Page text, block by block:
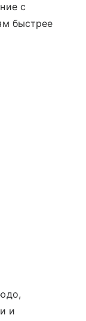
с
быстрее
и